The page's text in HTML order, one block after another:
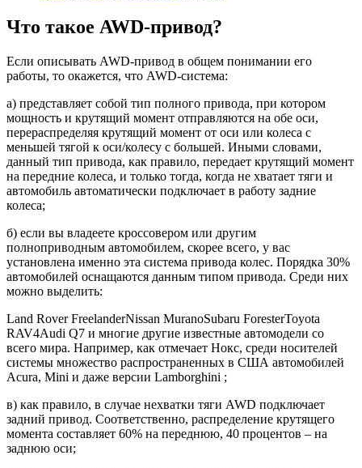
Что такое AWD-привод?
Если описывать AWD-привод в общем понимании его
работы, то окажется, что AWD-система:
а) представляет собой тип полного привода, при котором
мощность и крутящий момент отправляются на обе оси,
перераспределяя крутящий момент от оси или колеса с
меньшей тягой к оси/колесу с большей. Иными словами,
данный тип привода, как правило, передает крутящий момент
на передние колеса, и только тогда, когда не хватает тяги и
автомобиль автоматически подключает в работу задние
колеса;
б) если вы владеете кроссовером или другим
полноприводным автомобилем, скорее всего, у вас
установлена именно эта система привода колес. Порядка 30%
автомобилей оснащаются данным типом привода. Среди них
можно выделить:
Land Rover FreelanderNissan MuranoSubaru ForesterToyota
RAV4Audi Q7 и многие другие известные автомодели со
всего мира. Например, как отмечает Нокс, среди носителей
системы множество распространенных в США автомобилей
Acura, Mini и даже версии Lamborghini ;
в) как правило, в случае нехватки тяги AWD подключает
задний привод. Соответственно, распределение крутящего
момента составляет 60% на переднюю, 40 процентов – на
заднюю оси;